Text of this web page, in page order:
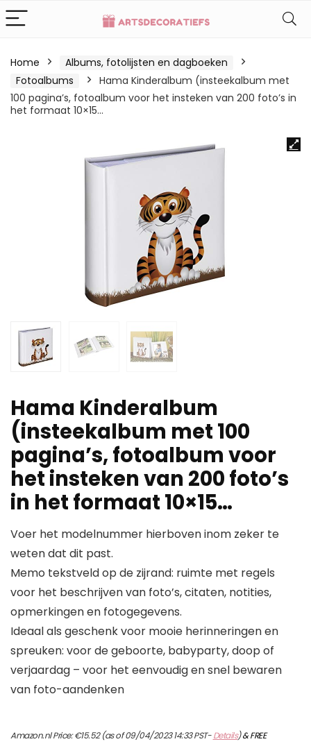
Home
Albums, fotolijsten en dagboeken
Fotoalbums
Hama Kinderalbum (insteekalbum met
100 pagina’s, fotoalbum voor het insteken van 200 foto’s in
het formaat 10×15…
Hama Kinderalbum
(insteekalbum met 100
pagina’s, fotoalbum voor
het insteken van 200 foto’s
in het formaat 10×15…
Voer het modelnummer hierboven inom zeker te
weten dat dit past.
Memo tekstveld op de zijrand: ruimte met regels
voor het beschrijven van foto’s, citaten, notities,
opmerkingen en fotogegevens.
Ideaal als geschenk voor mooie herinneringen en
spreuken: voor de geboorte, babyparty, doop of
verjaardag – voor het eenvoudig en snel bewaren
van foto-aandenken
Amazon.nl Price:€15.52(as of 09/04/2023 14:33 PST-Details)&FREE